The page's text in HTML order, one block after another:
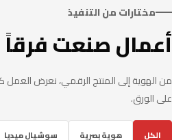
مختارات من التنفيذ
أعمال صنعت فرقاً
من الهوية إلى المنتج الرقمي، نعرض
على الورق.
الكل هوية بصرية سوشيال ميديا